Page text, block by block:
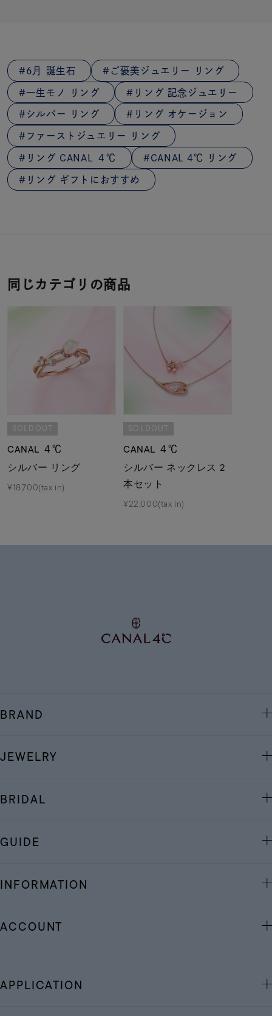
6月 誕生石 ご褒美ジュエリー リング
一生モノ リング リング 記念ジュエリー
シルバー リング リング オケージョン
ファーストジュエリー リング
リング CANAL ４℃ CANAL 4℃ リング
リング ギフトにおすすめ
同じカテゴリの商品
SOLDOUT
CANAL ４℃
シルバー リング
¥18,700(tax in)
SOLDOUT
CANAL ４℃
シルバー ネックレス 2
本セット
¥22,000(tax in)
BRAND
JEWELRY
BRIDAL
GUIDE
INFORMATION
ACCOUNT
APPLICATION